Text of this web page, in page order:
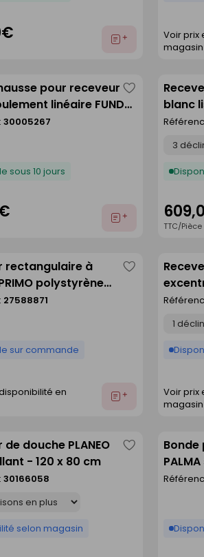
Ajouter
Voir prix
magasin
pour receveur
linéaire FUNDO
cm
30005267
sous 10 jours
Ajouter
Enregistrer
commeblanc
TTC/Pièce
rectangulaire à
polystyrène
haut.4cm
27588871
sur commande
en
Ajouter
Enregistrer
comme
Voir prix
magasin
de douche PLANEO
- 120 x 80 cm
30166058
selon magasin
Enregistrer
comme
capot